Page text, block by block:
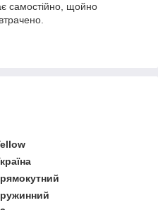
самостійно, щойно